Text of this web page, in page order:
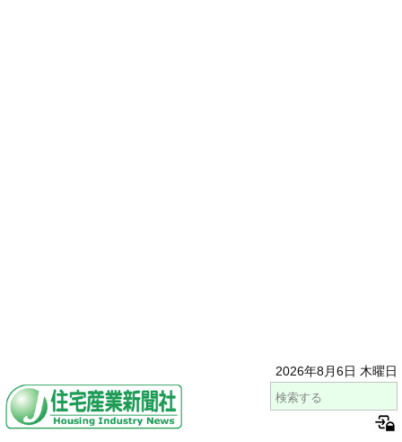
2026年8月6日 木曜日